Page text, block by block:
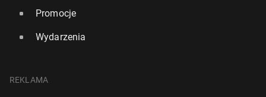
Promocje
Wydarzenia
REKLAMA